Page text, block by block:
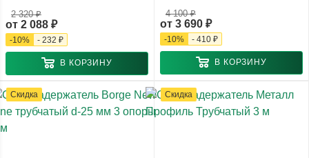
от 2 088 ₽
2 320 ₽
-10% - 232 ₽
В КОРЗИНУ
от 3 690 ₽
4 100 ₽
-10% - 410 ₽
В КОРЗИНУ
Скидка Скидка